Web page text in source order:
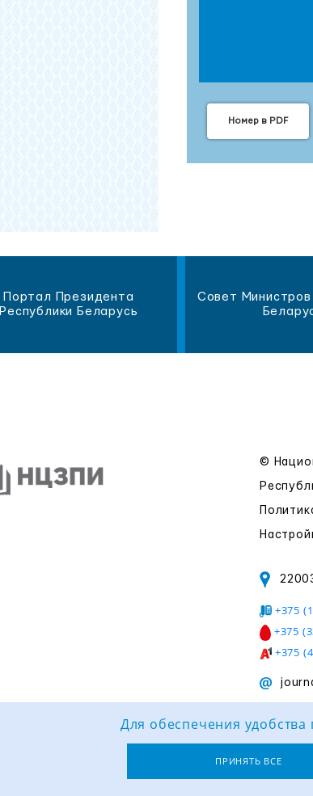
Номер в PDF
Портал Президента
Республики Беларусь
Совет Министров
©
+375
+375
+375
Для обеспечения
ПРИНЯТЬ ВСЕ